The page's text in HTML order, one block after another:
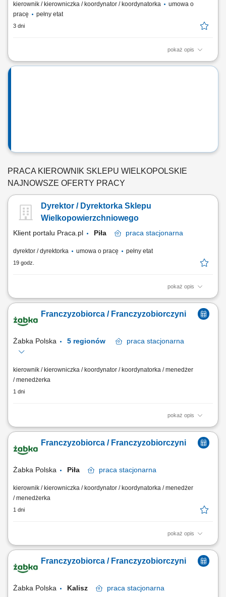
kierownik / kierowniczka / koordynator / koordynatorka
umowa o
pracę
pełny etat
3 dni
pokaż opis
Jakie zadania na Ciebie czekają? zarządzanie zespołem Doradców
PRACA KIEROWNIK SKLEPU WIELKOPOLSKIE
NAJNOWSZE OFERTY PRACY
Dyrektor / Dyrektorka Sklepu
Wielkopowierzchniowego
Klient portalu Praca.pl Piła praca stacjonarna
dyrektor / dyrektorka umowa o pracę pełny etat
19 godz.
pokaż opis
Kompleksowe zarządzanie operacyjne i strategiczne sklepem
zespołu (powyżej 100 osób) oraz tworzenie angażującego środowiska
pracy. Realizacja strategii rozwoju i osiąganie kluczowych celów
Franczyzobiorca / Franczyzobiorczyni
Żabka Polska praca stacjonarna
kierownik / kierowniczka / koordynator / koordynatorka / menedżer
/ menedżerka
1 dni
pokaż opis
Główne zadania: Prowadzenie własnej działalności gospodarczej w
obsługi. Monitorowanie stanów magazynowych i zamówień.
Dostosowywanie asortymentu sklepu do potrzeb lokalnego rynku.
Franczyzobiorca / Franczyzobiorczyni
Żabka Polska Piła praca stacjonarna
kierownik / kierowniczka / koordynator / koordynatorka / menedżer
/ menedżerka
1 dni
pokaż opis
Główne zadania: Prowadzenie własnej działalności gospodarczej w
obsługi. Monitorowanie stanów magazynowych i zamówień.
Dostosowywanie asortymentu sklepu do potrzeb lokalnego rynku.
Franczyzobiorca / Franczyzobiorczyni
Żabka Polska Kalisz praca stacjonarna